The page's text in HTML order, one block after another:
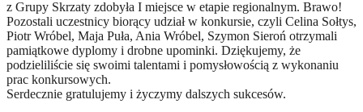
z Grupy Skrzaty zdobyła I miejsce w etapie regionalnym. Brawo!
Pozostali uczestnicy biorący udział w konkursie, czyli Celina Sołtys,
Piotr Wróbel, Maja Puła, Ania Wróbel, Szymon Sieroń otrzymali
pamiątkowe dyplomy i drobne upominki. Dziękujemy, że
podzieliliście się swoimi talentami i pomysłowością z wykonaniu
prac konkursowych.
Serdecznie gratulujemy i życzymy dalszych sukcesów.